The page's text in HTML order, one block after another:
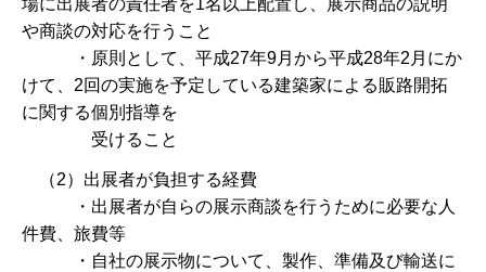
や商談の対応を行うこと
・原則として、平成27年9月から平成28年2月にか
けて、2回の実施を予定している建築家による販路開拓
に関する個別指導を
受けること
（2）出展者が負担する経費
・出展者が自らの展示商談を行うために必要な人
件費、旅費等
・自社の展示物について、製作、準備及び輸送に